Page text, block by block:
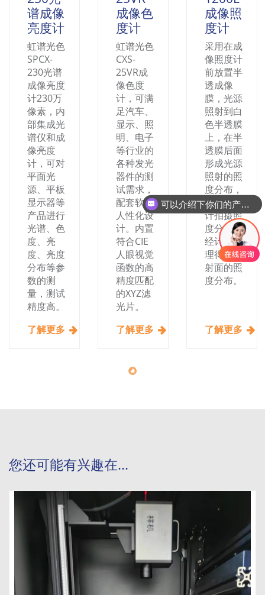
谱成像
亮度计
虹谱光色
SPCX-
230光谱
成像亮度
计230万
像素，内
部集成光
谱仪和成
像亮度
计，可对
平面光
源、平板
显示器等
产品进行
光谱、色
度、亮
度、亮度
分布等参
数的测
量，测试
精度高。
了解更多
成像色
度计
虹谱光色
CXS-
25VR成
像色度
计，可满
足汽车、
显示、照
明、电子
等行业的
各种发光
器件的测
试需求，
配套软件
人性化设
计。内置
符合CIE
人眼视觉
函数的高
精度匹配
的XYZ滤
光片。
了解更多
成像照
度计
采用在成
像照度计
前放置半
透成像
膜，光源
照射到白
色半透膜
上，在半
透膜后面
形成光源
照射的照
度分布，
成像照度
计拍摄照
度分布，
经计算处
理得到照
射面的照
度分布。
了解更多
您还可能有兴趣在...
可以介绍下你们的产品么